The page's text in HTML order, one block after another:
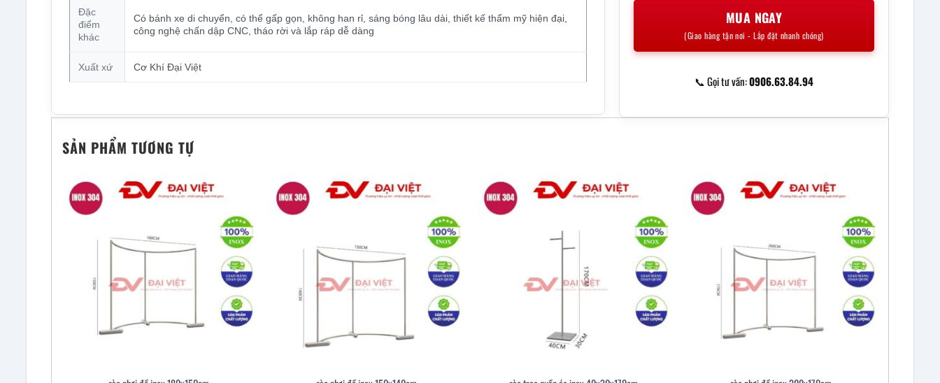
Đặc
điểm
khác
Có bánh xe di chuyển, có thể gấp gọn, không han rỉ, sáng bóng lâu dài, thiết kế thẩm mỹ hiện đại,
công nghệ chấn dập CNC, tháo rời và lắp ráp dễ dàng
Xuất xứ Cơ Khí Đại Việt
MUA NGAY
(Giao hàng tận nơi - Lắp đặt nhanh chóng)
📞 Gọi tư vấn:0906.63.84.94
SẢN PHẨM TƯƠNG TỰ